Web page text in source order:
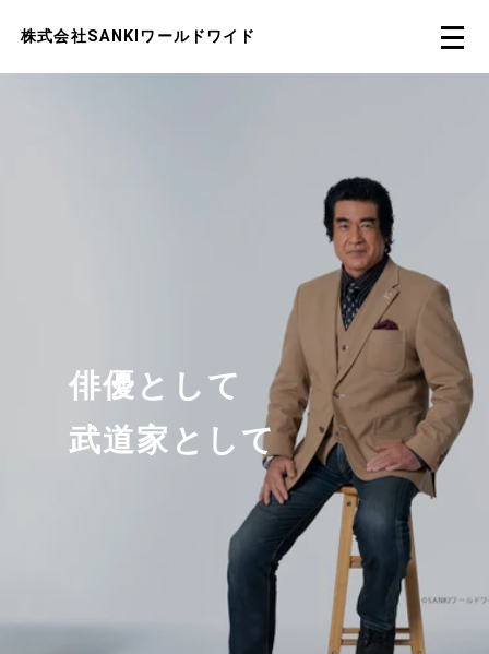
株式会社SANKIワールドワイド
俳優として
武道家として